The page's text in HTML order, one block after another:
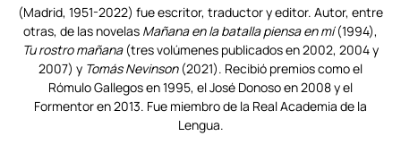
(Madrid, 1951-2022) fue escritor, traductor y editor. Autor, entre
otras, de las novelas Mañana en la batalla piensa en mí(1994),
Tu rostro mañana(tres volúmenes publicados en 2002, 2004 y
2007) y Tomás Nevinson(2021). Recibió premios como el
Rómulo Gallegos en 1995, el José Donoso en 2008 y el
Formentor en 2013. Fue miembro de la Real Academia de la
Lengua.